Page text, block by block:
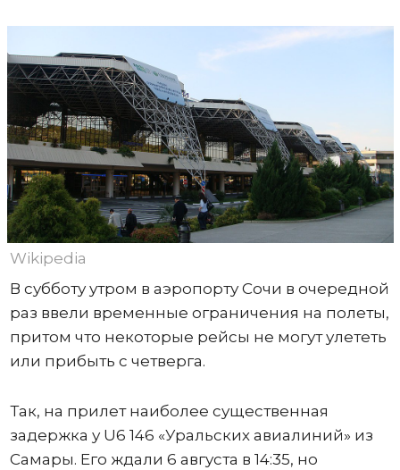
Wikipedia
В субботу утром в аэропорту Сочи в очередной
раз ввели временные ограничения на полеты,
притом что некоторые рейсы не могут улететь
или прибыть с четверга.
Так, на прилет наиболее существенная
задержка у U6 146 «Уральских авиалиний» из
Самары. Его ждали 6 августа в 14:35, но